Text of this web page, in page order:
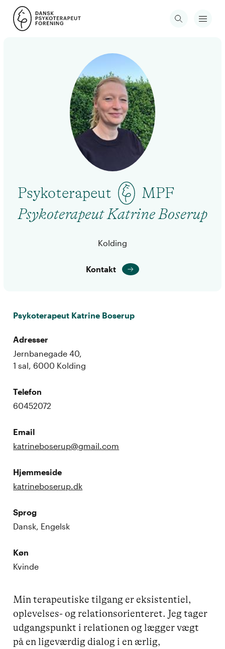
Psykoterapeut
MPF
Psykoterapeut Katrine Boserup
Kolding
Kontakt
Psykoterapeut Katrine Boserup
Adresser
Jernbanegade 40,
1 sal, 6000 Kolding
Telefon
60452072
Email
katrineboserup@gmail.com
Hjemmeside
katrineboserup.dk
Sprog
Dansk, Engelsk
Køn
Kvinde
Min terapeutiske tilgang er eksistentiel,
oplevelses- og relationsorienteret. Jeg tager
udgangspunkt i relationen og lægger vægt
på en ligeværdig dialog i en ærlig,